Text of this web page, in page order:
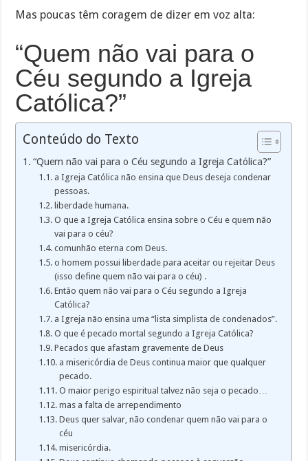
Mas poucas têm coragem de dizer em voz alta:
“Quem não vai para o
Céu segundo a Igreja
Católica?”
Conteúdo do Texto
“Quem não vai para o Céu segundo a Igreja Católica?”
a Igreja Católica não ensina que Deus deseja condenar
pessoas.
liberdade humana.
O que a Igreja Católica ensina sobre o Céu e quem não
vai para o céu?
comunhão eterna com Deus.
o homem possui liberdade para aceitar ou rejeitar Deus
(isso define quem não vai para o céu) .
Então quem não vai para o Céu segundo a Igreja
Católica?
a Igreja não ensina uma “lista simplista de condenados”.
O que é pecado mortal segundo a Igreja Católica?
Pecados que afastam gravemente de Deus
a misericórdia de Deus continua maior que qualquer
pecado.
O maior perigo espiritual talvez não seja o pecado…
mas a falta de arrependimento
Deus quer salvar, não condenar quem não vai para o
céu
misericórdia.